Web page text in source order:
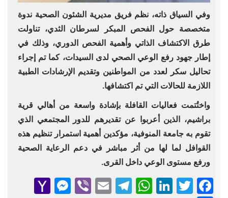
وفي السياق ذاته، نظم فريق مديرية الشئون الصحية ندوة
متخصصة حول الفحص المبكر لسرطان الثدي، تناولت
طرق الاكتشاف الذاتي وأهمية الفحص الدوري، وذلك في
إطار جهود رفع الوعي الصحي لدى السيدات، كما تم إجراء
تحاليل سكر لعدد من المواطنين وتقديم الإرشادات الطبية
اللازمة للحالات التي تم اكتشافها.
واختُتمت فعاليات القافلة بإشادة واسعة من أهالي قرية
براشيم، الذين أعربوا عن تقديرهم للدور المجتمعي الذي
تقوم به جامعة المنوفية، مؤكدين أهمية استمرار تنظيم هذه
القوافل لما لها من أثر مباشر في دعم الرعاية الصحية
ورفع مستوى الوعي داخل القرى.
Facebook
Twitter
LinkedIn
WhatsApp
Telegram
Email
Viber